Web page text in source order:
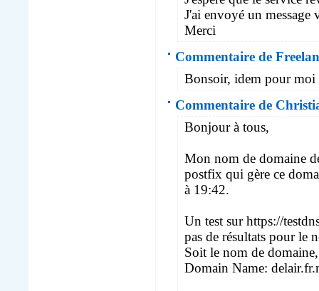
J'ai envoyé un
Merci
Commentaire de
Bonsoir, idem pour moi
Commentaire de
Bonjour à tous,
Mon nom de domaine
postfix qui gère ce
à 19:42.
Un test sur https://
pas de résultats pour le
Soit le nom de
Domain Name: